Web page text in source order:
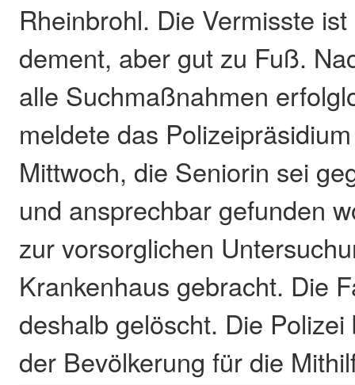
Rheinbrohl. Die Vermisste
dement, aber gut zu Fuß.
alle Suchmaßnahmen
meldete das
Mittwoch, die Seniorin sei
und ansprechbar gefunden
zur vorsorglichen
Krankenhaus gebracht. Die
deshalb gelöscht. Die
der Bevölkerung für die